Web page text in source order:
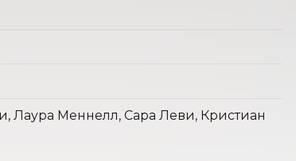
Лаура Меннелл, Сара Леви, Кристиан